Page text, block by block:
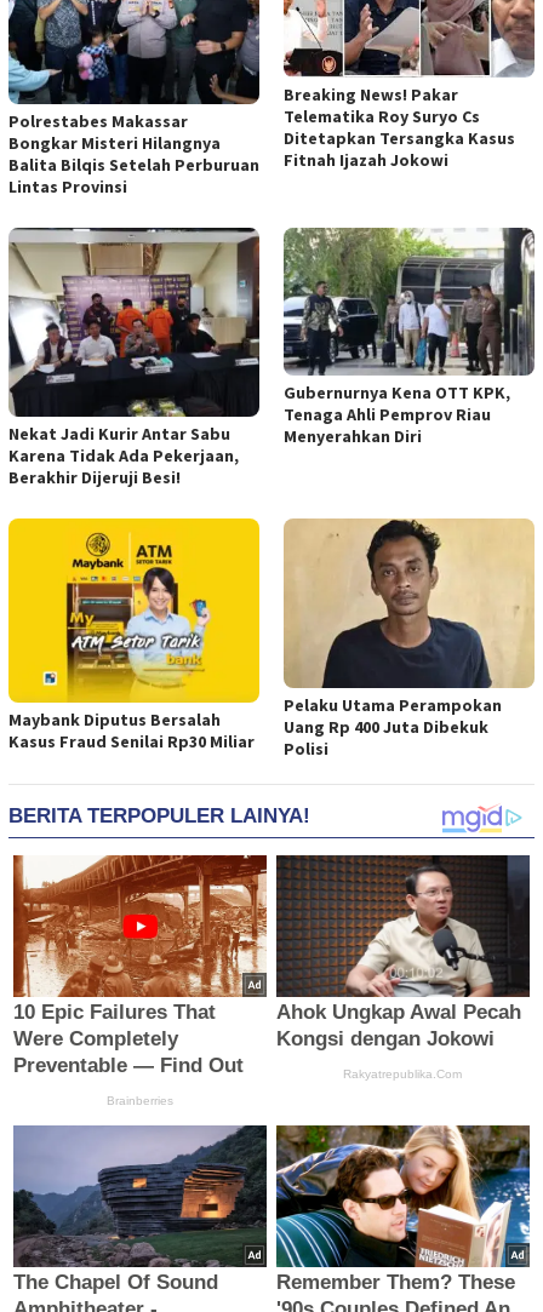
Polrestabes Makassar
Bongkar Misteri Hilangnya
Balita Bilqis Setelah Perburuan
Lintas Provinsi
Breaking News! Pakar
Telematika Roy Suryo Cs
Ditetapkan Tersangka Kasus
Fitnah Ijazah Jokowi
Nekat Jadi Kurir Antar Sabu
Karena Tidak Ada Pekerjaan,
Berakhir Dijeruji Besi!
Gubernurnya Kena OTT KPK,
Tenaga Ahli Pemprov Riau
Menyerahkan Diri
Maybank Diputus Bersalah
Kasus Fraud Senilai Rp30 Miliar
Pelaku Utama Perampokan
Uang Rp 400 Juta Dibekuk
Polisi